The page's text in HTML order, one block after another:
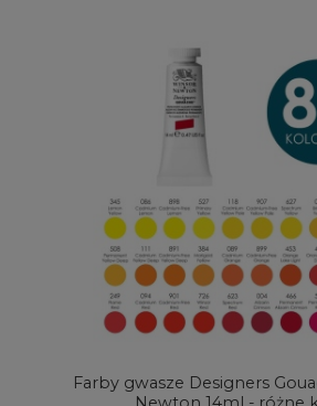
Farby gwasze Designers